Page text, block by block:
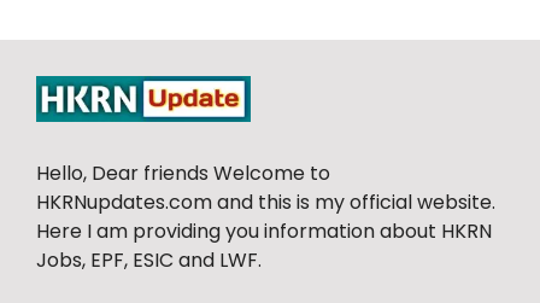
Hello, Dear friends Welcome to
HKRNupdates.com and this is my official website.
Here I am providing you information about HKRN
Jobs, EPF, ESIC and LWF.